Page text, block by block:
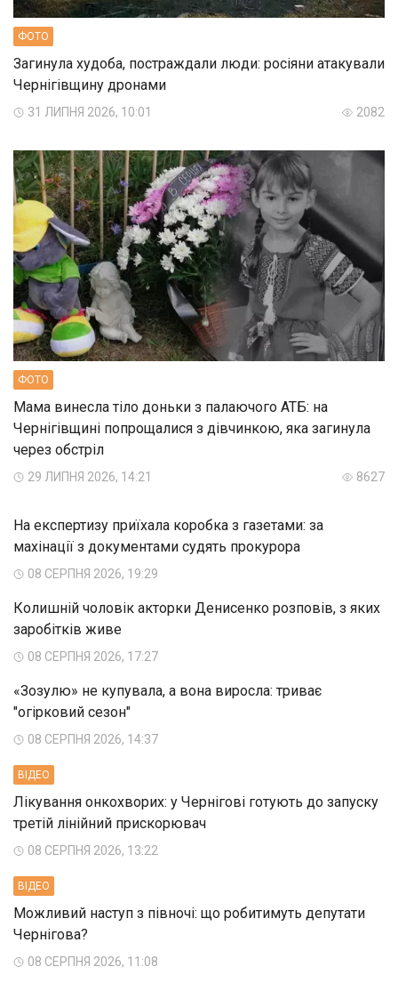
ФОТО
Загинула худоба, постраждали люди: росіяни атакували
Чернігівщину дронами
31 ЛИПНЯ 2026, 10:01 2082
ФОТО
Мама винесла тіло доньки з палаючого АТБ: на
Чернігівщині попрощалися з дівчинкою, яка загинула
через обстріл
29 ЛИПНЯ 2026, 14:21 8627
На експертизу приїхала коробка з газетами: за
махінації з документами судять прокурора
08 СЕРПНЯ 2026, 19:29
Колишній чоловік акторки Денисенко розповів, з яких
заробітків живе
08 СЕРПНЯ 2026, 17:27
«Зозулю» не купувала, а вона виросла: триває
"огірковий сезон"
08 СЕРПНЯ 2026, 14:37
ВIДЕО
Лікування онкохворих: у Чернігові готують до запуску
третій лінійний прискорювач
08 СЕРПНЯ 2026, 13:22
ВIДЕО
Можливий наступ з півночі: що робитимуть депутати
Чернігова?
08 СЕРПНЯ 2026, 11:08